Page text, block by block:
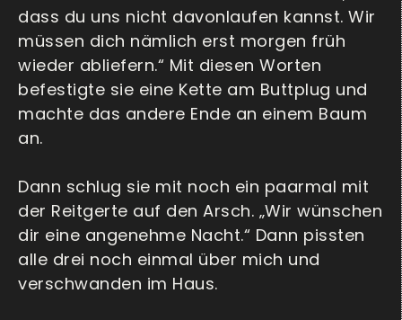
dass du uns nicht davonlaufen kannst. Wir
müssen dich nämlich erst morgen früh
wieder abliefern.“ Mit diesen Worten
befestigte sie eine Kette am Buttplug und
machte das andere Ende an einem Baum
an.
Dann schlug sie mit noch ein paarmal mit
der Reitgerte auf den Arsch. „Wir wünschen
dir eine angenehme Nacht.“ Dann pissten
alle drei noch einmal über mich und
verschwanden im Haus.